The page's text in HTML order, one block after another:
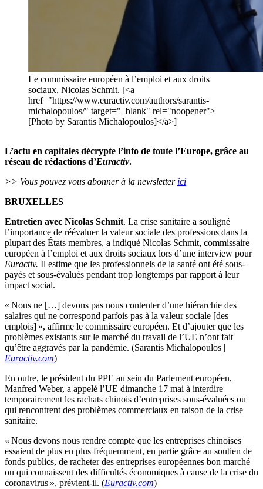
Le commissaire européen à l’emploi et aux droits
sociaux, Nicolas Schmit. [<a
href="https://www.euractiv.com/authors/sarantis-
michalopoulos/" target="_blank" rel="noopener">
[Photo by Sarantis Michalopoulos]</a>]
L’actu en capitales décrypte l’info de toute l’Europe, grâce au
réseau de rédactions d’Euractiv.
>> Vous pouvez vous abonner à la newsletter ici
BRUXELLES
Entretien avec Nicolas Schmit. La crise sanitaire a souligné
l’importance de réévaluer la valeur sociale des professions dans la
plupart des États membres, a indiqué Nicolas Schmit, commissaire
européen à l’emploi et aux droits sociaux lors d’une interview pour
Euractiv. Il estime que les professionnels de la santé ont été sous-
payés et sous-évalués pendant trop longtemps par rapport à leur
impact social.
« Nous ne […] devons pas nous contenter d’une hiérarchie des
salaires qui ne correspond parfois pas à la valeur sociale [des
emplois] », affirme le commissaire européen. Et d’ajouter que les
problèmes existants sur le marché du travail de l’UE n’ont fait
qu’être aggravés par la pandémie. (Sarantis Michalopoulos |
Euractiv.com)
En outre, le président du PPE au sein du Parlement européen,
Manfred Weber, a appelé l’UE dimanche 17 mai à interdire
temporairement les rachats chinois d’entreprises sous-évaluées ou
qui rencontrent des problèmes commerciaux en raison de la crise
sanitaire.
« Nous devons nous rendre compte que les entreprises chinoises
essaient de plus en plus fréquemment, en partie grâce au soutien de
fonds publics, de racheter des entreprises européennes bon marché
ou qui connaissent des difficultés économiques à cause de la crise du
coronavirus », prévient-il. (Euractiv.com)